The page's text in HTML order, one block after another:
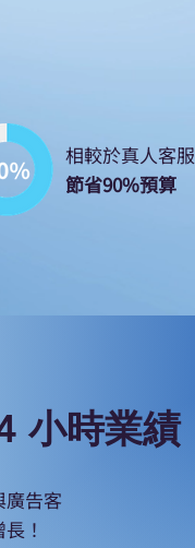
相較於真人客服
​節省90%預算
小時業績
廣告客
！